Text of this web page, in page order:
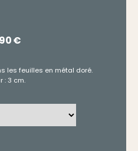
€
les feuilles en métal doré.
: 3 cm.